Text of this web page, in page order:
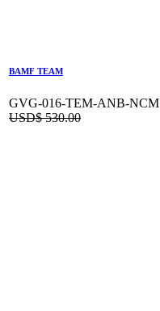
BAMF TEAM
GVG-016-TEM-ANB-NCM
USD$530.00